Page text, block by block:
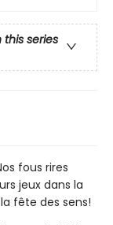
this series
fous rires
jeux dans la
fête des sens!